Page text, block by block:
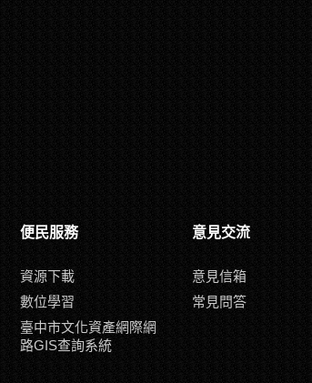
便民服務
資源下載
數位學習
臺中市文化資產網際網
路GIS查詢系統
意見交流
意見信箱
常見問答